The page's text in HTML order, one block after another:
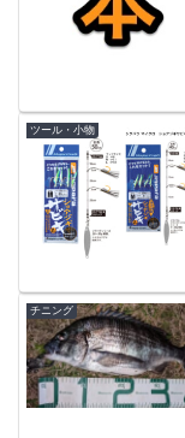
ツール・小物
チニング